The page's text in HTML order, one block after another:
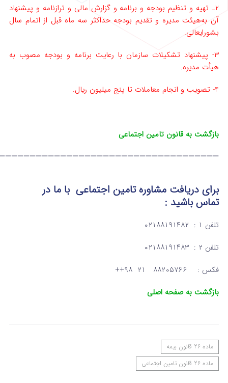
2ـ تهیه و تنظیم بودجه و برنامه و گزارش مالی و ترازنامه و پیشنهاد
آن به‌هیئت مدیره و تقدیم بودجه حداکثر سه ماه قبل از اتمام سال
بشورایعالی.
3- پیشنهاد تشکیلات سازمان با رعایت برنامه و بودجه مصوب به
هیأت مدیره.
4- تصویب و انجام معاملات تا پنج میلیون ریال.
بازگشت به قانون تامین اجتماعی
برای دریافت مشاوره تامین اجتماعیبا ما در
تماسباشید :
تلفن ۱ : ۰۲۱۸۸۱۹۱۴۸۲
تلفن ۲ : ۰۲۱۸۸۱۹۱۴۸۳
فکس : ۸۸۲۰۵۷۶۶ ۲۱ ۹۸++
بازگشت به صفحه اصلی
ماده 26 قانون بیمه
ماده 26 قانون تامین اجتماعی